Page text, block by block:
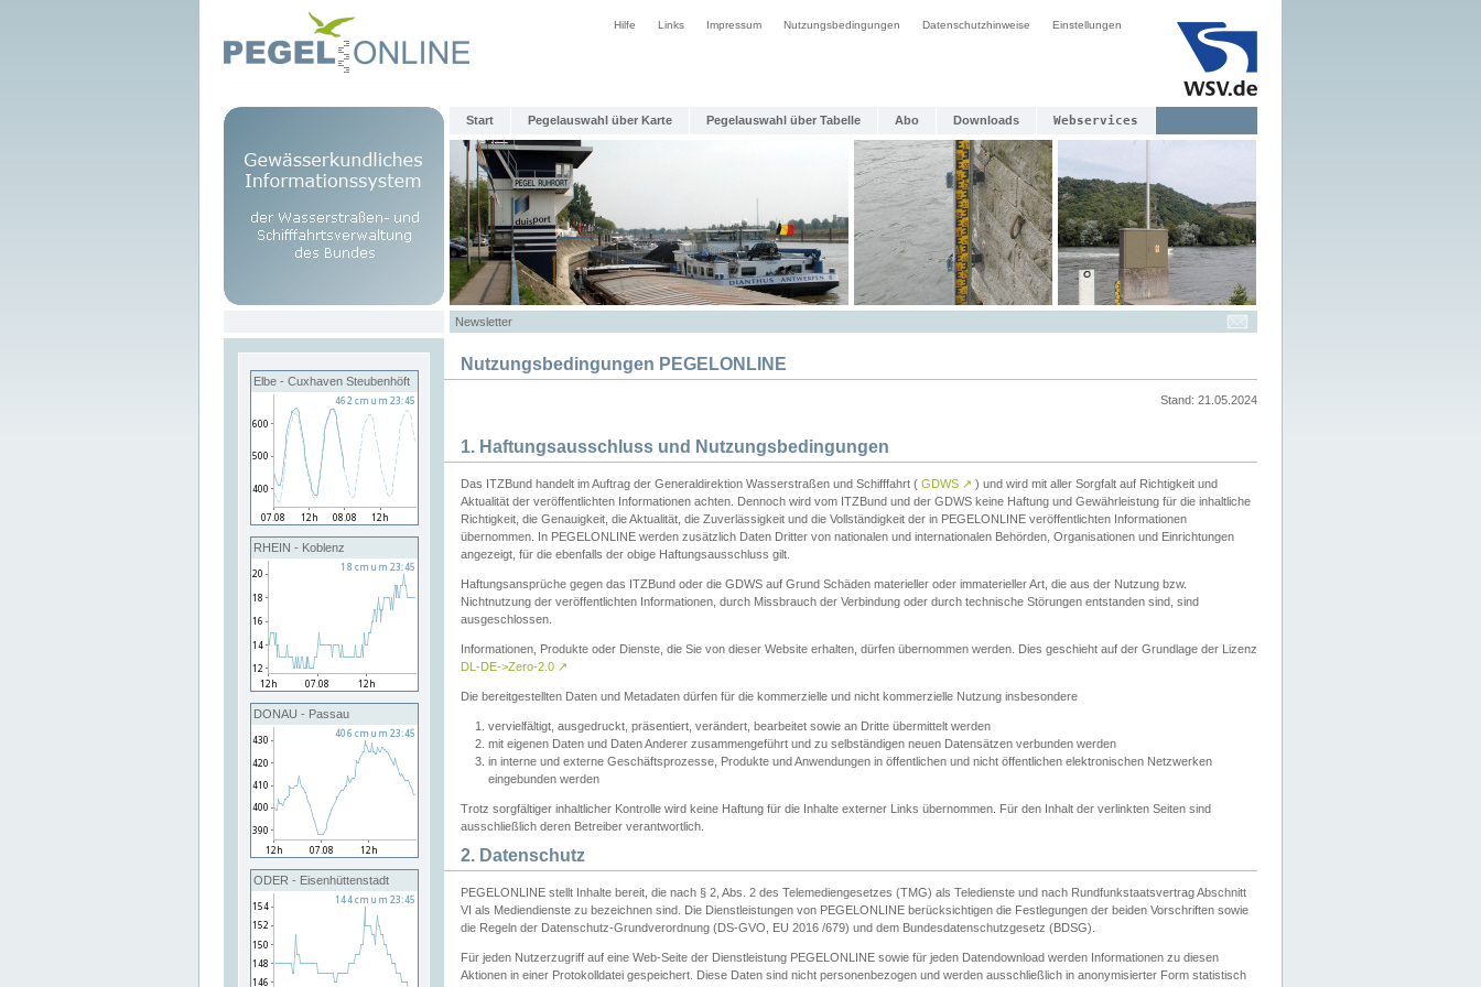
Hilfe Links Impressum Nutzungsbedingungen Datenschutzhinweise Einstellungen
Start Pegelauswahl über Karte Pegelauswahl über Tabelle Abo Downloads Webservices
Newsletter
Elbe - Cuxhaven Steubenhöft
RHEIN - Koblenz
DONAU - Passau
ODER - Eisenhüttenstadt
Nutzungsbedingungen PEGELONLINE
Stand: 21.05.2024
1. Haftungsausschluss und Nutzungsbedingungen
Das ITZBund handelt im Auftrag der Generaldirektion Wasserstraßen und Schifffahrt ( GDWS ↗ ) und wird mit aller Sorgfalt auf Richtigkeit und
Aktualität der veröffentlichten Informationen achten. Dennoch wird vom ITZBund und der GDWS keine Haftung und Gewährleistung für die inhaltliche
Richtigkeit, die Genauigkeit, die Aktualität, die Zuverlässigkeit und die Vollständigkeit der in PEGELONLINE veröffentlichten Informationen
übernommen. In PEGELONLINE werden zusätzlich Daten Dritter von nationalen und internationalen Behörden, Organisationen und Einrichtungen
angezeigt, für die ebenfalls der obige Haftungsausschluss gilt.
Haftungsansprüche gegen das ITZBund oder die GDWS auf Grund Schäden materieller oder immaterieller Art, die aus der Nutzung bzw.
Nichtnutzung der veröffentlichten Informationen, durch Missbrauch der Verbindung oder durch technische Störungen entstanden sind, sind
ausgeschlossen.
Informationen, Produkte oder Dienste, die Sie von dieser Website erhalten, dürfen übernommen werden. Dies geschieht auf der Grundlage der Lizenz
DL-DE->Zero-2.0 ↗
Die bereitgestellten Daten und Metadaten dürfen für die kommerzielle und nicht kommerzielle Nutzung insbesondere
vervielfältigt, ausgedruckt, präsentiert, verändert, bearbeitet sowie an Dritte übermittelt werden
mit eigenen Daten und Daten Anderer zusammengeführt und zu selbständigen neuen Datensätzen verbunden werden
in interne und externe Geschäftsprozesse, Produkte und Anwendungen in öffentlichen und nicht öffentlichen elektronischen Netzwerken
eingebunden werden
Trotz sorgfältiger inhaltlicher Kontrolle wird keine Haftung für die Inhalte externer Links übernommen. Für den Inhalt der verlinkten Seiten sind
ausschließlich deren Betreiber verantwortlich.
2. Datenschutz
PEGELONLINE stellt Inhalte bereit, die nach § 2, Abs. 2 des Telemediengesetzes (TMG) als Teledienste und nach Rundfunkstaatsvertrag Abschnitt
VI als Mediendienste zu bezeichnen sind. Die Dienstleistungen von PEGELONLINE berücksichtigen die Festlegungen der beiden Vorschriften sowie
die Regeln der Datenschutz-Grundverordnung (DS-GVO, EU 2016 /679) und dem Bundesdatenschutzgesetz (BDSG).
Für jeden Nutzerzugriff auf eine Web-Seite der Dienstleistung PEGELONLINE sowie für jeden Datendownload werden Informationen zu diesen
Aktionen in einer Protokolldatei gespeichert. Diese Daten sind nicht personenbezogen und werden ausschließlich in anonymisierter Form statistisch